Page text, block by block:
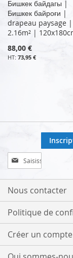
Бишкек байдагы |
Бишкек байроғи |
drapeau paysage |
2.16m² |
88,00 €
73,95 €
Inscription
à
notre
lettre
:
Nous contacter
Politique de
Créer un compte